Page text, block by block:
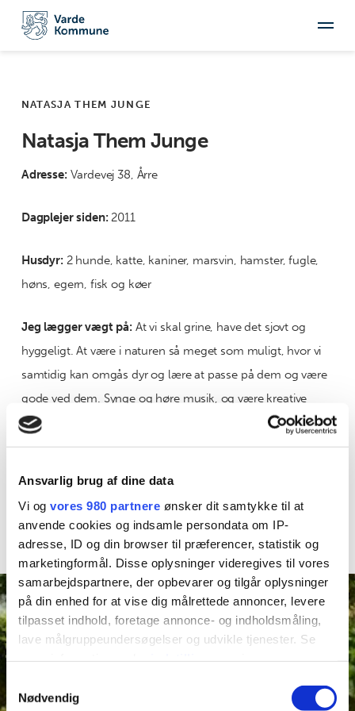
Ansvarlig brug af dine data
Vi og vores 980 partnere ønsker dit samtykke til at
anvende cookies og indsamle persondata om IP-
adresse, ID og din browser til præferencer, statistik og
marketingformål. Disse oplysninger videregives til vores
samarbejdspartnere, der opbevarer og tilgår oplysninger
på din enhed for at vise dig målrettede annoncer, levere
tilpasset indhold, foretage annonce- og indholdsmåling,
lave målgruppeundersøgelser og udvikle tjenester. Se
tilbage eller ændre indstillinger fra vores
Nødvendig
NATASJA THEM JUNGE
Natasja Them Junge
Adresse: Vardevej 38, Årre
Dagplejer siden: 2011
Husdyr: 2 hunde, katte, kaniner, marsvin, hamster, fugle,
høns, egern, fisk og køer
Jeg lægger vægt på: At vi skal grine, have det sjovt og
hyggeligt. At være i naturen så meget som muligt, hvor vi
samtidig kan omgås dyr og lære at passe på dem og være
gode ved dem. Synge og høre musik, og være kreative
både ude og inde. Fra jord til bord er også noget vi dyrker
hvert år, og at børnene er med til at dyrke og hente frugt
vi cykler så længe vejret er til det.